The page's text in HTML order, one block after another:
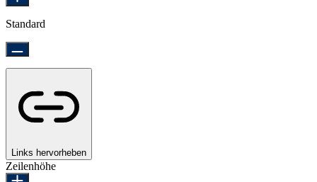
Standard
Links hervorheben
Zeilenhöhe